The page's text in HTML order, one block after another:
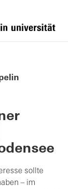
sollte
– im